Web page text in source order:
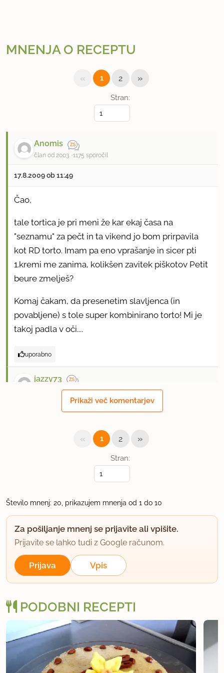
MNENJA O RECEPTU
Stran:
« 1 2 »
Anomis
član od 2003 1175 sporočil
17.8.2009 ob 11:49
Čao,
tale tortica je pri meni že kar ekaj časa na
"seznamu" za pečt in ta vikend jo bom prirpavila
kot RD torto. Imam pa eno vprašanje in sicer pti
1.kremi me zanima, kolikšen zavitek piškotov Petit
beure zmelješ?
Komaj čakam, da presenetim slavljenca (in
povabljene) s tole super kombinirano torto! Mi je
takoj padla v oči....
uporabno
jazzy73
član od 2007 23 sporočil
17.8.2009 ob 12:41
zanima me koliko mletih keksov?
nemo
član od 2007 83 sporočil
17.8.2009 ob 22:22
ojla, mletih keksov gre 300 grama,bom popravila
pri receptu.
uporabno
Anomis
član od 2003 1175 sporočil
18.8.2009 ob 10:53
Prikaži več komentarjev
Stran:
« 1 2 »
Število mnenj: 20, prikazujem mnenja od 1 do 10
Za pošiljanje mnenj se prijavite ali vpišite.
Prijavite se lahko tudi z Google računom.
Prijava Vpis
PODOBNI RECEPTI